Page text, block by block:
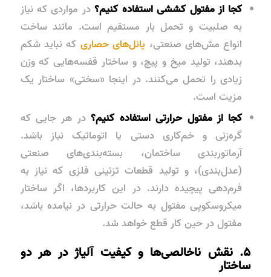
کجا از مفتول کششی استفاده کنیم؟در مواردی که نیاز
به صلبیت و تحمل بار مستقیم است. مانند ساخت
انواع مش‌های صنعتی، پانل‌های حصاری که نباید شکم
بدهند، تولید میخ و پیچ، و ساختار قفسه‌هایی که وزن
زیادی را تحمل می‌کنند. در اینجا «سختی» ساختار یک
مزیت است.
کجا از مفتول حرارتی استفاده کنیم؟در هر جایی که
گره‌زنی و خم‌کاری دستی یا اتوماتیک نیاز باشد.
آرماتوربندی ساختمان، بسته‌بندی‌های صنعتی
(عدل‌بندی)، و تولید قطعات تزئینی فلزی که نیاز به
فرم‌دهی پیچیده دارند. در این کاربردها، اگر ساختار
میکروسکوپی مفتول به حالت حرارتی در نیامده باشد،
مفتول در حین کار قطع خواهد شد.
۵. نقش ناخالصی‌ها و کیفیت آلیاژ در هر دو
ساختار